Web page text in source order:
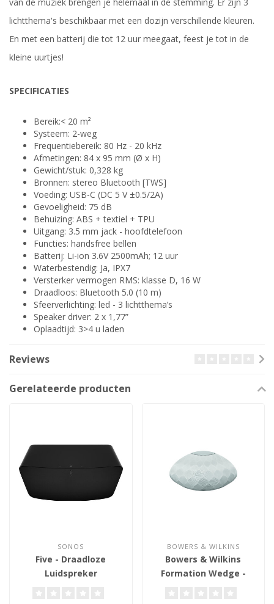
lichtthema's beschikbaar met een dozijn verschillende kleuren.
En met een batterij die tot 12 uur meegaat, feest je tot in de
kleine uurtjes!
SPECIFICATIES
Bereik:< 20 m²
Systeem: 2-weg
Frequentiebereik: 80 Hz - 20 kHz
Afmetingen: 84 x 95 mm (Ø x H)
Gewicht/stuk: 0,328 kg
Bronnen: stereo Bluetooth [TWS]
Voeding: USB-C (DC 5 V ±0.5/2A)
Gevoeligheid: 75 dB
Behuizing: ABS + textiel + TPU
Uitgang: 3.5 mm jack - hoofdtelefoon
Functies: handsfree bellen
Batterij: Li-ion 3.6V 2500mAh; 12 uur
Waterbestendig: Ja, IPX7
Versterker vermogen RMS: klasse D, 16 W
Draadloos: Bluetooth 5.0 (10 m)
Sfeerverlichting: led - 3 lichtthema’s
Speaker driver: 2 x 1,77”
Oplaadtijd: 3>4 u laden
Reviews
Gerelateerde producten
SONOS
Five - Draadloze
Luidspreker
BOWERS & WILKINS
Bowers & Wilkins
Formation Wedge -